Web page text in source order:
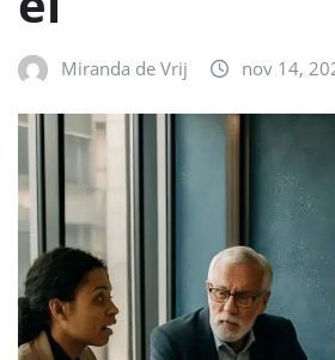
Miranda de Vrij nov 14,